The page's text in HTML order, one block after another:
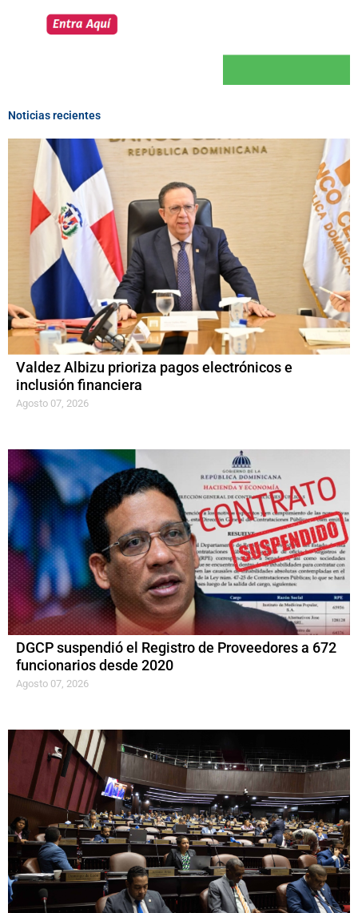
Noticias recientes
Valdez Albizu prioriza pagos electrónicos e
inclusión financiera
Agosto 07, 2026
DGCP suspendió el Registro de Proveedores a 672
funcionarios desde 2020
Agosto 07, 2026